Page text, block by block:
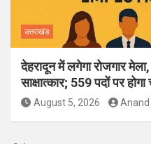
उत्तराखंड
देहरादून में लगेगा रोजगार
साक्षात्कार; 559 पदों पर
August 5, 2026